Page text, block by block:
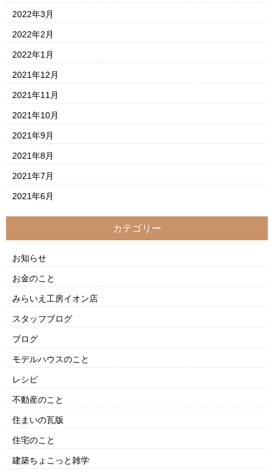
2022年3月
2022年2月
2022年1月
2021年12月
2021年11月
2021年10月
2021年9月
2021年8月
2021年7月
2021年6月
カテゴリー
お知らせ
お金のこと
みらいえ工房イオン店
スタッフブログ
ブログ
モデルハウスのこと
レシピ
不動産のこと
住まいの瓦版
住宅のこと
建築ちょこっと雑学